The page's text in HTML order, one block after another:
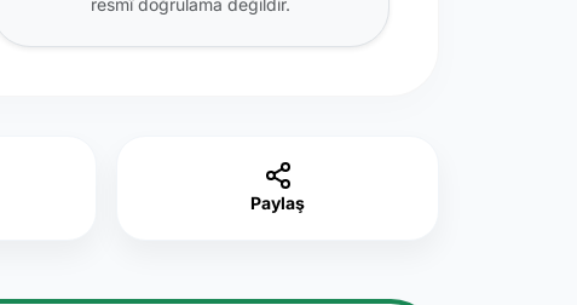
resmî doğrulama değildir.
Paylaş